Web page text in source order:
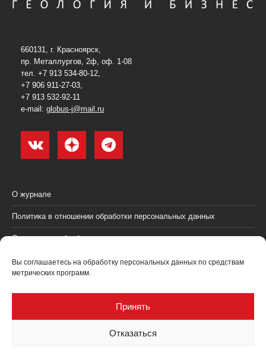
Вы соглашаетесь на обработку персональных данных по средствам
метрических программ.
Принять
Отказаться
660131, г. Красноярск,
пр. Металлургов, 2ф, оф. 1-08
тел. +7 913 534-80-12,
+7 906 911-27-03,
+7 913 532-92-11
e-mail: globus-j@mail.ru
О журнале
Политика в отношении обработки персональных данных
Согласие на обработку персональных данных
Пользовательское соглашение (оферта)